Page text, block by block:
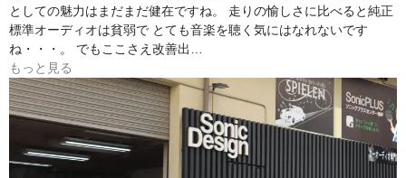
としての魅力はまだまだ健在ですね。 走りの愉しさに比べると純正
標準オーディオは貧弱で とても音楽を聴く気にはなれないです
ね・・・。 でもここさえ改善出…
もっと見る